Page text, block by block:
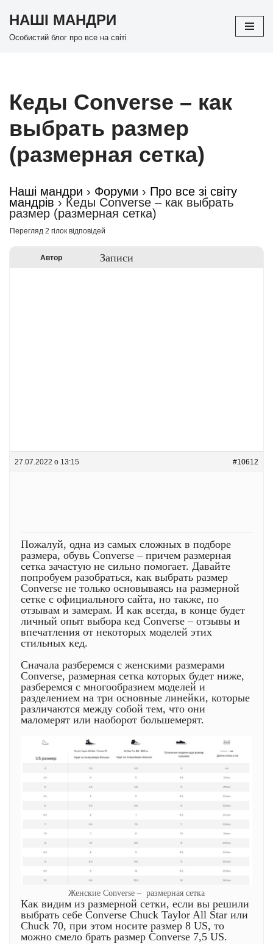
Перейти
НАШІ МАНДРИ
Особистий блог про все на світі
Кеды Converse – как
выбрать размер
(размерная сетка)
Наші мандри › Форуми › Про все зі світу
мандрів › Кеды Converse – как выбрать
размер (размерная сетка)
Перегляд 2 гілок відповідей
Автор Записи
27.07.2022 о 13:15 #10612
Пожалуй, одна из самых сложных в подборе
размера, обувь Converse – причем размерная
сетка зачастую не сильно помогает. Давайте
попробуем разобраться, как выбрать размер
Converse не только основываясь на размерной
сетке с официального сайта, но также, по
отзывам и замерам. И как всегда, в конце будет
личный опыт выбора кед Converse – отзывы и
впечатления от некоторых моделей этих
стильных кед.
Сначала разберемся с женскими размерами
Converse, размерная сетка которых будет ниже,
разберемся с многообразием моделей и
разделением на три основные линейки, которые
различаются между собой тем, что они
маломерят или наоборот большемерят.
Женские Converse – размерная сетка
Как видим из размерной сетки, если вы решили
выбрать себе Converse Chuck Taylor All Star или
Chuck 70, при этом носите размер 8 US, то
можно смело брать размер Converse 7,5 US.